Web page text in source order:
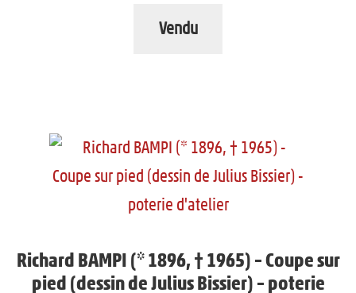
Vendu
Richard BAMPI (* 1896, † 1965) – Coupe sur
pied (dessin de Julius Bissier) – poterie